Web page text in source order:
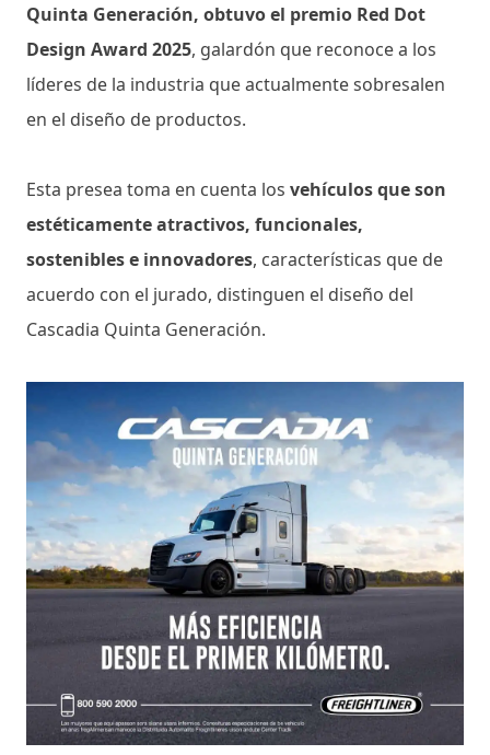
Quinta Generación, obtuvo el premio Red Dot
Design Award 2025, galardón que reconoce a los
líderes de la industria que actualmente sobresalen
en el diseño de productos.
Esta presea toma en cuenta los vehículos que son
estéticamente atractivos, funcionales,
sostenibles e innovadores, características que de
acuerdo con el jurado, distinguen el diseño del
Cascadia Quinta Generación.